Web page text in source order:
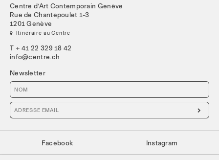
Centre d’Art Contemporain Genève
Rue de Chantepoulet 1-3
1201 Genève
 Itinéraire au Centre
T + 41 22 329 18 42
info@centre.ch
Newsletter

Facebook Instagram